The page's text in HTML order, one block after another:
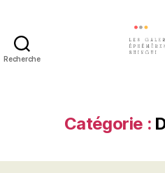
Recherche
Catégorie :